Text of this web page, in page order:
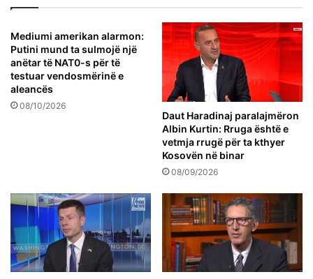
Mediumi amerikan alarmon:
Putini mund ta sulmojë një
anëtar të NAT0-s për të
testuar vendosmërinë e
aleancës
08/10/2026
Daut Haradinaj paralajmëron
Albin Kurtin: Rruga është e
vetmja rrugë për ta kthyer
Kosovën në binar
08/09/2026